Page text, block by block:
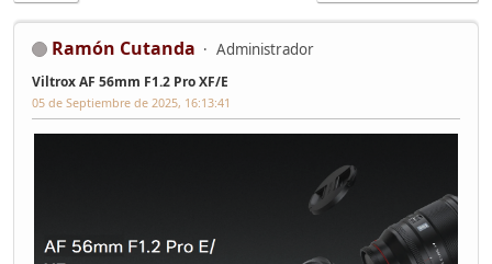
Ramón Cutanda Administrador
Viltrox AF 56mm F1.2 Pro XF/E
05 de Septiembre de 2025, 16:13:41